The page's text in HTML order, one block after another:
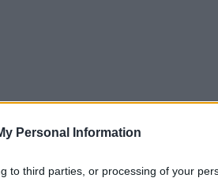
Personal Information
to third parties, or processing of your